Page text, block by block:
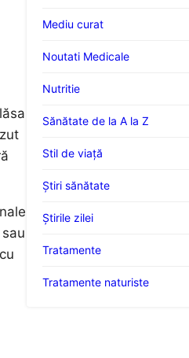
Mediu curat
Noutati Medicale
Nutritie
Sănătate de la A la Z
Stil de viaţă
Ştiri sănătate
Știrile zilei
Tratamente
Tratamente naturiste